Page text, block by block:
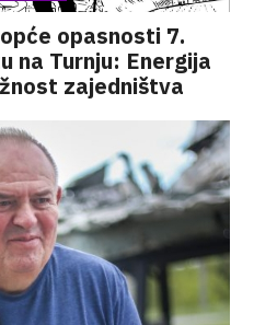
opasnosti 7.
na Turnju: Energija
zajedništva